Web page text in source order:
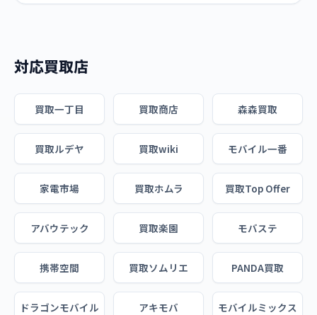
対応買取店
買取一丁目 買取商店 森森買取
買取ルデヤ 買取wiki モバイル一番
家電市場 買取ホムラ 買取Top Offer
アバウテック 買取楽園 モバステ
携帯空間 買取ソムリエ PANDA買取
ドラゴンモバイル アキモバ モバイルミックス